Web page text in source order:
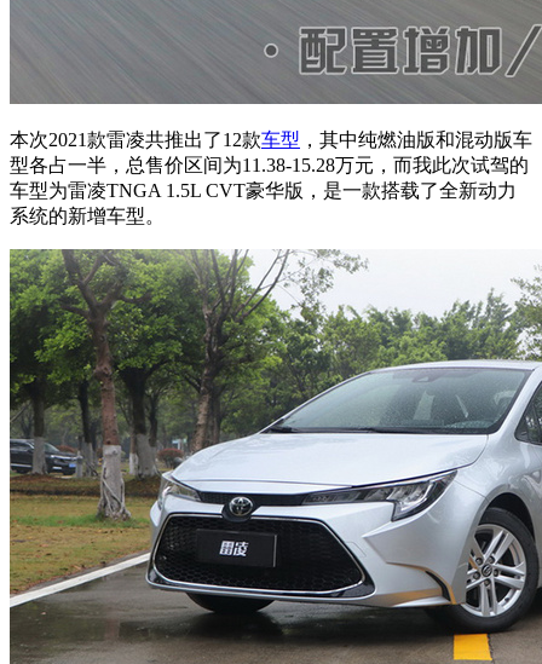
本次2021款雷凌共推出了12款车型 ，其中纯燃油版和混动版车
型各占一半，总售价区间为11.38-15.28万元，而我此次试驾的
车型为雷凌TNGA 1.5L CVT豪华版，是一款搭载了全新动力
系统的新增车型。